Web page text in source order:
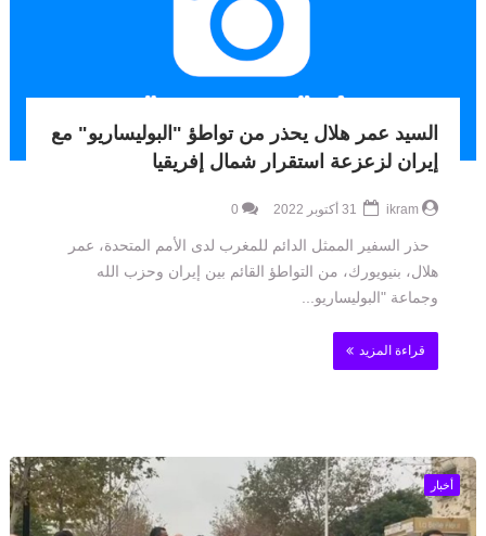
السيد عمر هلال يحذر من تواطؤ "البوليساريو" مع
إيران لزعزعة استقرار شمال إفريقيا
ikram
0
حذر السفير الممثل الدائم للمغرب لدى الأمم المتحدة، عمر
هلال، بنيويورك، من التواطؤ القائم بين إيران وحزب الله
وجماعة "البوليساريو...
قراءة المزيد
أخبار